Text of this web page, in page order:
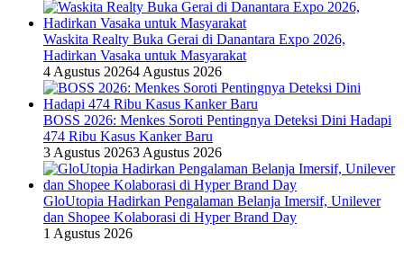
Waskita Realty Buka Gerai di Danantara Expo 2026,
Hadirkan Vasaka untuk Masyarakat
4 Agustus 20264 Agustus 2026
BOSS 2026: Menkes Soroti Pentingnya Deteksi Dini Hadapi
474 Ribu Kasus Kanker Baru
3 Agustus 20263 Agustus 2026
GloUtopia Hadirkan Pengalaman Belanja Imersif, Unilever
dan Shopee Kolaborasi di Hyper Brand Day
1 Agustus 2026